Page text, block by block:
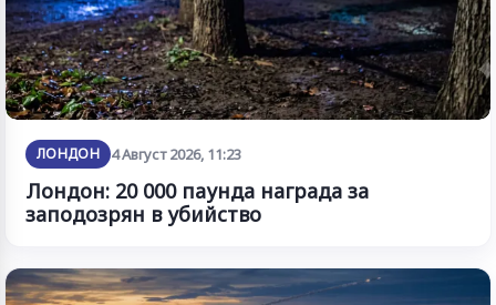
ЛОНДОН 4 Август 2026, 11:23
Лондон: 20 000 паунда награда за
заподозрян в убийство